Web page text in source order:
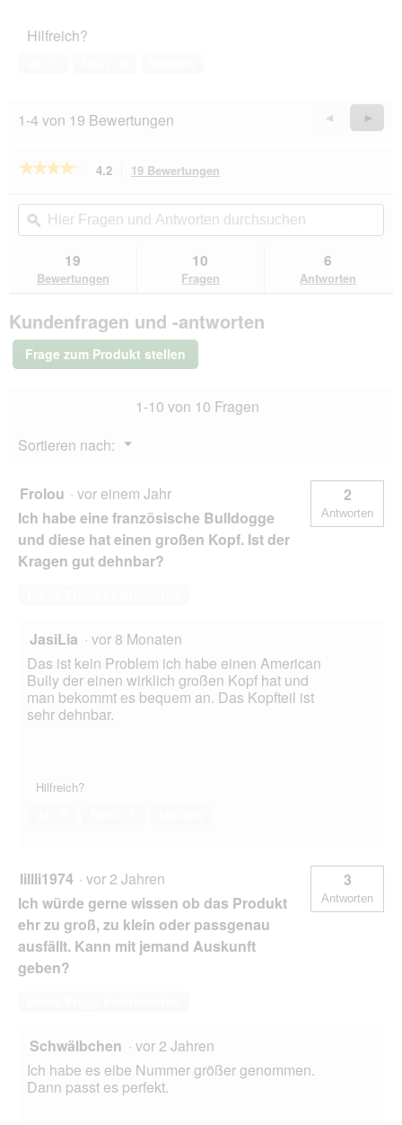
Hilfreich?
1-4 von 19 Bewertungen
Zurück
Reviews
◄
Weiter
►
★★★★★
★★★★★
5
lesen
LOOKS
Wolfgang
Joop
Mantel
28
4.2 19 Bewertungen
Aktion
navigierst
du
Hier
Fragen
und
Antworten
durchsuchen
ϙ
19
Bewertungen
10
Fragen
6
Antworten
Kundenfragen und -antworten
Frage zum Produkt stellen
1-10 von 10 Fragen
Sortieren nach:
▼
Menü
Frolou · vor einem Jahr
Ich habe eine französische Bulldogge
und diese hat einen großen Kopf. Ist der
Kragen gut dehnbar?
2
Antworten
JasiLia · vor 8 Monaten
Das ist kein Problem ich habe einen American
Bully der einen wirklich großen Kopf hat und
man bekommt es bequem an. Das Kopfteil ist
sehr dehnbar.
Hilfreich?
lillli1974 · vor 2 Jahren
Ich würde gerne wissen ob das Produkt
ehr zu groß, zu klein oder passgenau
ausfällt. Kann mit jemand Auskunft
geben?
3
Antworten
Schwälbchen · vor 2 Jahren
Ich habe es eibe Nummer größer genommen.
Dann passt es perfekt.